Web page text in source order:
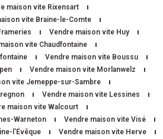
maison vite Rixensart
vite Braine-le-Comte
Vendre maison vite Huy
vite Chaudfontaine
Vendre maison vite Boussu
Vendre maison vite Morlanwelz
vite Jemeppe-sur-Sambre
Vendre maison vite Lessines
maison vite Walcourt
Warneton
Vendre maison vite Visé
l’Évêque
Vendre maison vite Herve